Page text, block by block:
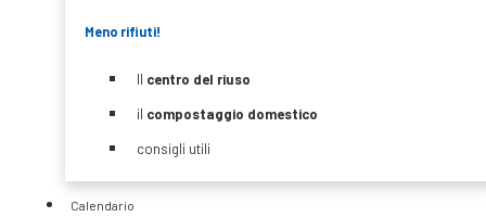
Meno rifiuti!
Il centro del riuso
il compostaggio domestico
consigli utili
Calendario